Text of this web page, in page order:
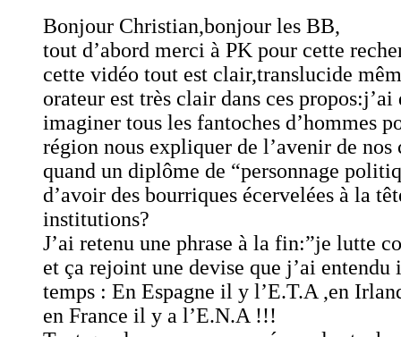
Bonjour Christian,bonjour les BB,
tout d’abord merci à PK pour cette
cette vidéo tout est clair,translucide
orateur est très clair dans ces propos:j’ai
imaginer tous les fantoches d’hommes
région nous expliquer de l’avenir de nos
quand un diplôme de “personnage
d’avoir des bourriques écervelées à la
institutions?
J’ai retenu une phrase à la fin:”je lutte
et ça rejoint une devise que j’ai entendu
temps : En Espagne il y l’E.T.A ,en
en France il y a l’E.N.A !!!